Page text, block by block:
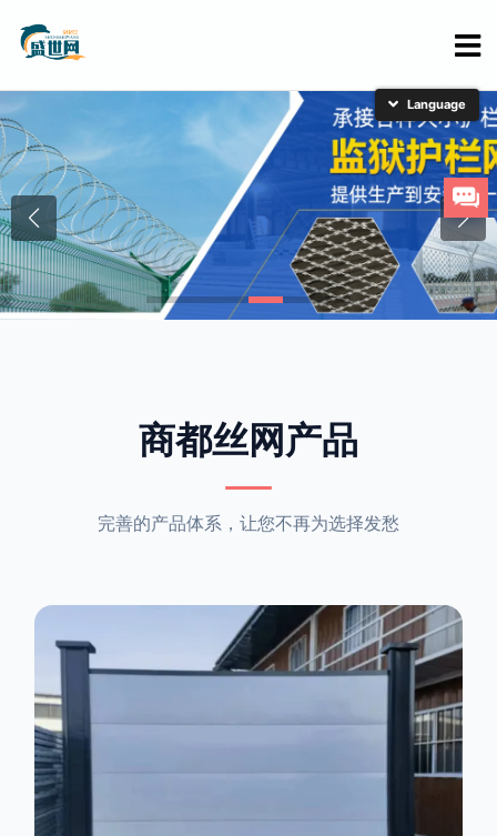
商都丝网产品
完善的产品体系，让您不再为选择发愁
简体中文
English
日本語
한국어